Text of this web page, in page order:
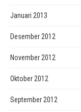
Januari 2013
Desember 2012
November 2012
Oktober 2012
September 2012